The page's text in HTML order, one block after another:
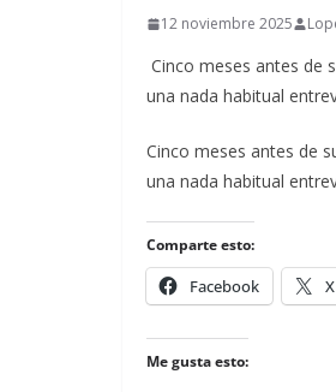
12 noviembre 2025
Cinco meses antes de
una nada habitual
​Cinco meses antes de
una nada habitual
Comparte esto:
Facebook X
Me gusta esto: